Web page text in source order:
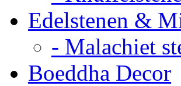
Edelstenen &
- Malachiet
Boeddha Decor